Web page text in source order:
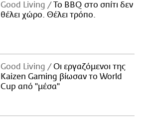
Good Living
Το BBQ στο σπίτι δεν
θέλει χώρο. Θέλει τρόπο.
Good Living
Οι εργαζόμενοι της
Kaizen Gaming βίωσαν το World
Cup από "μέσα"